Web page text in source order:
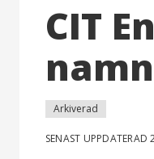
CIT
namn
Arkiverad
SENAST